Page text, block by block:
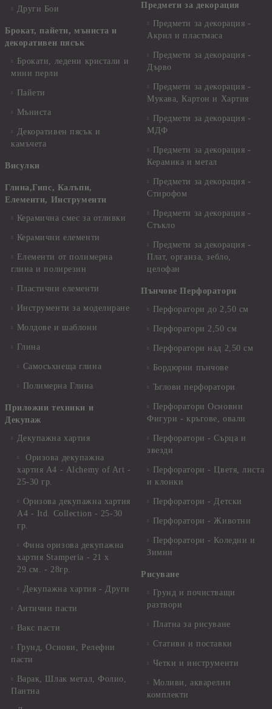
Други Бои
Брокат, пайети, мъниста и
декоративен пясък
Брокати, ледени кристали и
мини перли
Пайети
Мъниста
Декоративен пясък и
камъчета
Висулки
Глина,Гипс, Калъпи,
Елементи, Инструменти
Керамична смес за отливки
Керамични елементи
Елементи от полимерна
глина и полирезин
Пластични елементи
Инструменти за моделиране
Молдове и шаблони
Глина
Самосъхнеща глина
Полимерна Глина
Приложни техники и
Декупаж
Декупажна хартия
Оризова декупажна
хартия А4 - Alchemy of Art -
25-30 гр.
Оризова декупажна хартия
А4 - Itd. Collection - 25-30
гр.
Фина оризова декупажна
хартия Stamperia - 21 х
29.см. - 28гр.
Декупажна хартия - Други
Антични пасти
Вакс пасти
Грунд, Основи, Релефни
пасти
Варак, Шлак метал, Фолио,
Пантна
Предмети за декорация
Предмети за декорация -
Акрил и пластмаса
Предмети за декорация -
Дърво
Предмети за декорация -
Мукава, Картон и Хартия
Предмети за декорация -
МДФ
Предмети за декорация -
Керамика и метал
Предмети за декорация -
Стирофом
Предмети за декорация -
Стъкло
Предмети за декорация -
Плат, органза, зебло,
целофан
Пънчове Перфоратори
Перфоратори до 2,50 см
Перфоратори 2,50 см
Перфоратори над 2,50 см
Бордюрни пънчове
Ъглови перфоратори
Перфоратори Основни
Фигури - кръгове, овали
Перфоратори - Сърца и
звезди
Перфоратори - Цветя, листа
и клонки
Перфоратори - Детски
Перфоратори - Животни
Перфоратори - Коледни и
Зимни
Рисуване
Грунд и почистващи
разтвори
Платна за рисуване
Стативи и поставки
Четки и инструменти
Моливи, акварелни
комплекти